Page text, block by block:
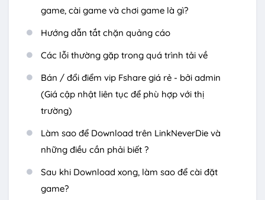
game, cài game và chơi game là gì?
Hướng dẫn tắt chặn quảng cáo
Các lỗi thường gặp trong quá trình tải về
Bán / đổi điểm vip Fshare giá rẻ - bởi admin
(Giá cập nhật liên tục để phù hợp với thị
trường)
Làm sao để Download trên LinkNeverDie và
những điều cần phải biết ?
Sau khi Download xong, làm sao để cài đặt
game?